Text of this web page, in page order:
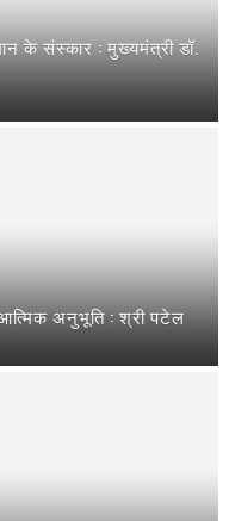
के संस्कार : मुख्यमंत्री डॉ.
अनुभूति : श्री पटेल